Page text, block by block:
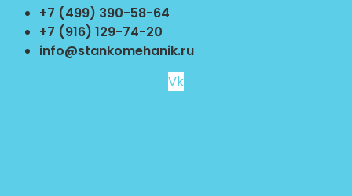
Перейти
содержимому
+7 (499) 390-58-64
+7 (916) 129-74-20
info@stankomehanik.ru
Vk